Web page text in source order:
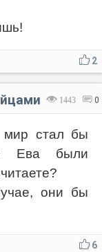
2
1443 0
стал бы
Ева были
они бы
6